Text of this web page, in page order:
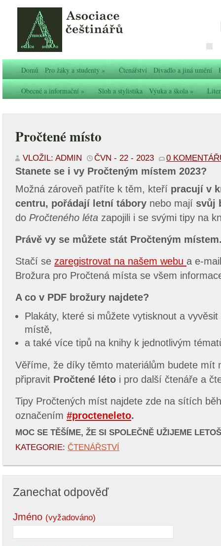
Domů Pro žáky a studenty» Čtenářství Divadlo a jiná umění
Obecné a informační» Sloh a stylistika Výuka a škola»
Pročtené místo
VLOŽIL: ADMIN ČVN - 22 - 2023 0
Stanete se i vy Pročteným místem 2023?
Možná zároveň patříte k těm, kteří pracují v
centru, pořádají letní tábory nebo mají svůj
do Pročteného léta zapojili i se svými tipy na
Právě vy se můžete stát Pročteným
Stačí se zaregistrovat na našem webu a e-
Brožura pro Pročtená místa se všem
A co v PDF brožury najdete?
Plakáty, které si můžete vytisknout a
místě,
a také více tipů na knihy k jednotlivým
Věříme, že díky těmto materiálům budete mít
připravit Pročtené léto i pro další čtenáře a
Tipy Pročtených míst najdete zde na sítích
označením #procteneleto.
MOC SE TĚŠÍME, ŽE SI SPOLEČNĚ UŽIJEME
KATEGORIE: ČTENÁŘSTVÍ
Zanechat odpověď
Jméno (vyžadováno)